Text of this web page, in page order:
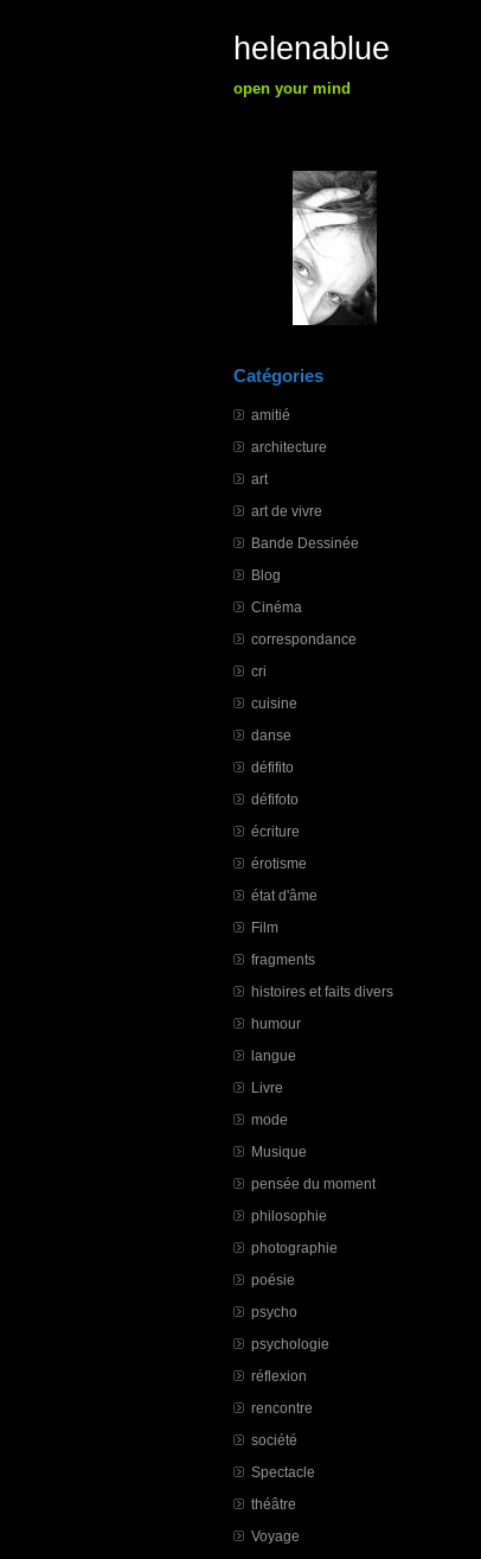
helenablue
open your mind
Catégories
amitié
architecture
art
art de vivre
Bande Dessinée
Blog
Cinéma
correspondance
cri
cuisine
danse
défifito
défifoto
écriture
érotisme
état d'âme
Film
fragments
histoires et faits divers
humour
langue
Livre
mode
Musique
pensée du moment
philosophie
photographie
poésie
psycho
psychologie
réflexion
rencontre
société
Spectacle
théâtre
Voyage